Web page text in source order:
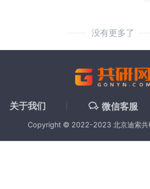
没有更多了
关于我们 微信客服
Copyright © 2022-2023 北京迪索共